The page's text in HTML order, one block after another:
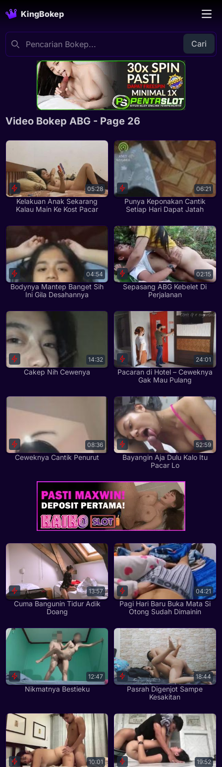
KingBokep
Cari
Video Bokep ABG - Page 26
Kelakuan Anak Sekarang
Kalau Main Ke Kost Pacar
05:28
Punya Keponakan Cantik
Setiap Hari Dapat Jatah
06:21
Bodynya Mantep Banget Sih
Ini Gila Desahannya
04:54
Sepasang ABG Kebelet Di
Perjalanan
02:15
Cakep Nih Cewenya
14:32
Pacaran di Hotel – Ceweknya
Gak Mau Pulang
24:01
Ceweknya Cantik Penurut
08:36
Bayangin Aja Dulu Kalo Itu
Pacar Lo
52:59
Cuma Bangunin Tidur Adik
Doang
13:57
Pagi Hari Baru Buka Mata Si
Otong Sudah Dimainin
04:21
Nikmatnya Bestieku
12:47
Pasrah Digenjot Sampe
Kesakitan
18:44
10:01 19:52